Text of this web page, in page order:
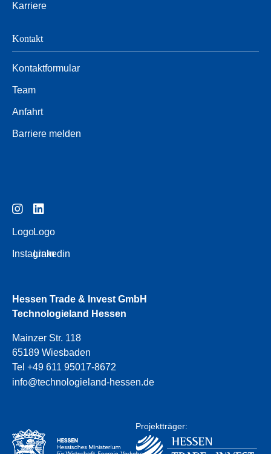
Karriere
Kontakt
Kontaktformular
Team
Anfahrt
Barriere melden
Logo
Instagram
Logo
Linkedin
Hessen Trade & Invest GmbH
Technologieland Hessen
Mainzer Str. 118
65189 Wiesbaden
Tel +49 611 95017-8672
info@technologieland-hessen.de
Projektträger: